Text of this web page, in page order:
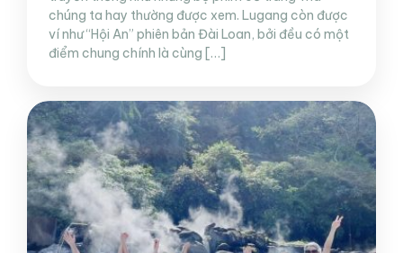
chúng ta hay thường được xem. Lugang còn được
ví như “Hội An” phiên bản Đài Loan, bởi đều có một
điểm chung chính là cùng […]